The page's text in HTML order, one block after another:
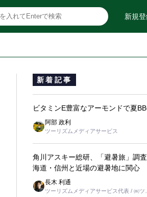
新規
新着記事
ビタミンE豊富なアーモンドで夏
阿部 政利
ツーリズムメディアサービス
角川アスキー総研、「避暑旅」調
海道・信州と近場の避暑地に関心
長木 利通
ツーリズムメディアサービス代表 / ㈱ツー